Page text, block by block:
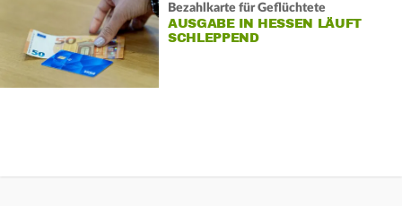
Bezahlkarte für Geflüchtete
AUSGABE IN HESSEN LÄUFT
SCHLEPPEND